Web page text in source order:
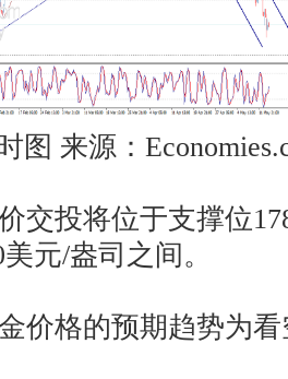
来源：
投将位于支撑位
元/盎司之间。
格的预期趋势为看